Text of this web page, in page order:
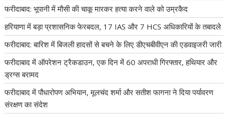
फरीदाबाद: भूपानी में मौसी की चाकू मारकर हत्या करने वाले को उम्रकैद
हरियाणा में बड़ा प्रशासनिक फेरबदल, 17 IAS और 7 HCS अधिकारियों के तबादले
फरीदाबाद: बारिश में बिजली हादसों से बचने के लिए डीएचबीवीएन की एडवाइजरी जारी
फरीदाबाद में ऑपरेशन ट्रैकडाउन, एक दिन में 60 अपराधी गिरफ्तार, हथियार और
ड्रग्स बरामद
फरीदाबाद में पौधारोपण अभियान, मूलचंद शर्मा और सतीश फागना ने दिया पर्यावरण
संरक्षण का संदेश